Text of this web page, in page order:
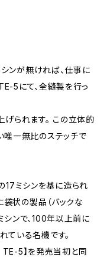
ンが無ければ、仕事に
5にて、全縫製を行っ
げられます。 この立体的
唯一無比のステッチで
17ミシンを基に造られ
袋状の製品（バックな
シンで、100年以上前に
ている名機です。
5】を発売当初と同